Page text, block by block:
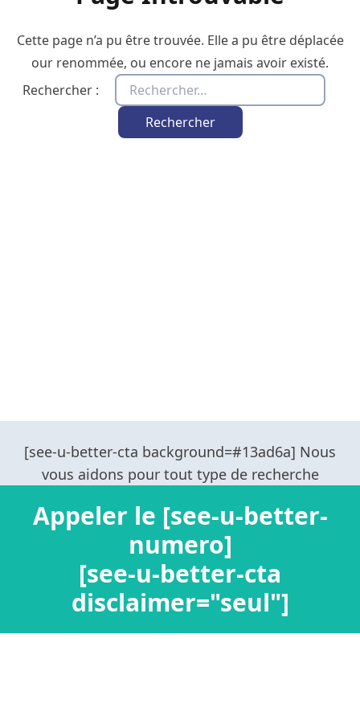
Cette page n’a pu être trouvée. Elle a pu être déplacée
our renommée, ou encore ne jamais avoir existé.
Rechercher :
Appeler le [see-u-better-
numero]
[see-u-better-cta
disclaimer="seul"]